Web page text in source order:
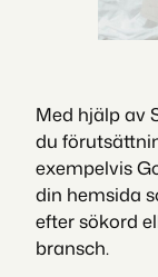
Med hjälp av
du
exempelvis
din hemsida
efter sökord
bransch.